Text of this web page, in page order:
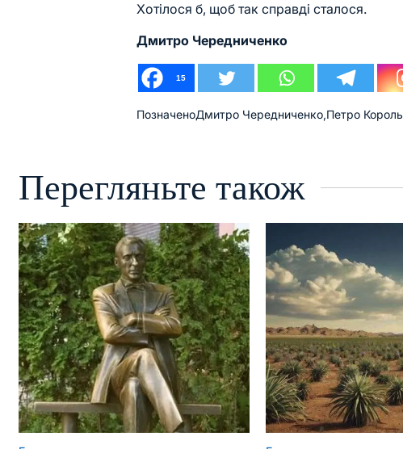
Хотілося б, щоб так справді сталося.
Дмитро Чередниченко
15
ПозначеноДмитро Чередниченко,Петро Король
Перегляньте також